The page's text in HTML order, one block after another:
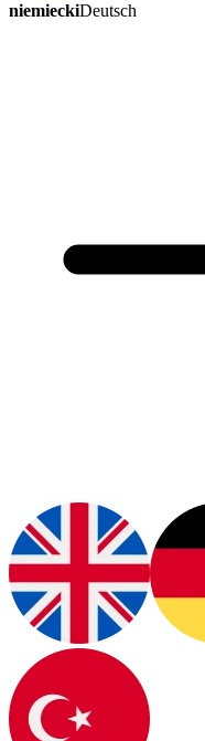
niemieckiDeutsch